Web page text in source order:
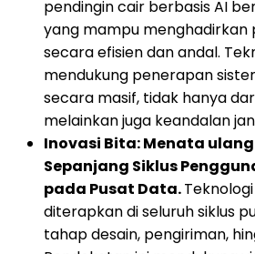
pendingin cair berbasis AI
yang mampu menghadirkan
secara efisien dan andal.
mendukung penerapan
secara masif, tidak hanya
melainkan juga keandalan
Inovasi Bita: Menata
Sepanjang Siklus
pada Pusat Data.
diterapkan di seluruh siklus
tahap desain, pengiriman,